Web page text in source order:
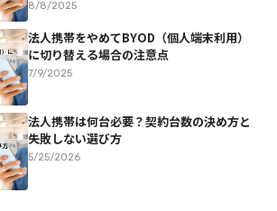
8/8/2025
法人携帯をやめてBYOD（個人端末利用）
に切り替える場合の注意点
7/9/2025
法人携帯は何台必要？契約台数の決め方と
失敗しない選び方
5/25/2026